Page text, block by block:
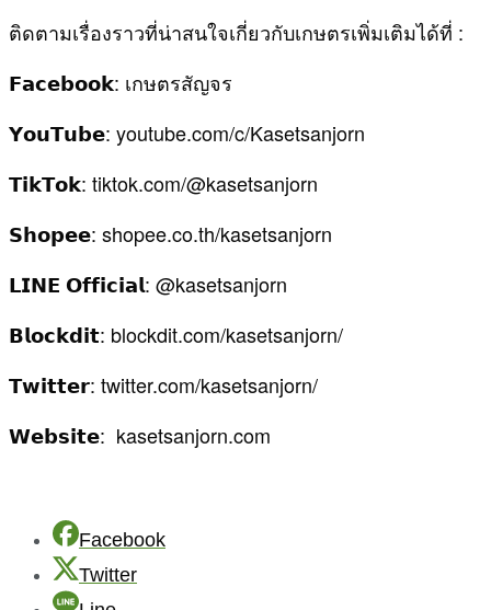
ติดตามเรื่องราวที่น่าสนใจเกี่ยวกับเกษตรเพิ่มเติมได้ที่ :
𝗙𝗮𝗰𝗲𝗯𝗼𝗼𝗸: เกษตรสัญจร
𝗬𝗼𝘂𝗧𝘂𝗯𝗲: youtube.com/c/Kasetsanjorn
𝗧𝗶𝗸𝗧𝗼𝗸: tiktok.com/@kasetsanjorn
𝗦𝗵𝗼𝗽𝗲𝗲: shopee.co.th/kasetsanjorn
𝗟𝗜𝗡𝗘 𝗢𝗳𝗳𝗶𝗰𝗶𝗮𝗹: @kasetsanjorn
𝗕𝗹𝗼𝗰𝗸𝗱𝗶𝘁: blockdit.com/kasetsanjorn/
𝗧𝘄𝗶𝘁𝘁𝗲𝗿: twitter.com/kasetsanjorn/
𝗪𝗲𝗯𝘀𝗶𝘁𝗲: kasetsanjorn.com
Facebook
Twitter